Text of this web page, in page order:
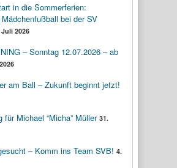
in die Sommerferien:
bei der SV
Juli 2026
– Sonntag 12.07.2026 – ab
am Ball – Zukunft beginnt jetzt!
für Michael “Micha” Müller 31.
– Komm ins Team SVB! 4.